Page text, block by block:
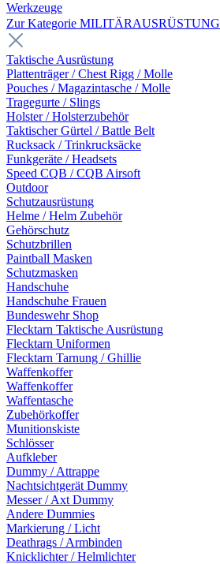
Werkzeuge
Zur Kategorie MILITÄRAUSRÜSTUNG
Taktische Ausrüstung
Plattenträger / Chest Rigg / Molle
Pouches / Magazintasche / Molle
Tragegurte / Slings
Holster / Holsterzubehör
Taktischer Gürtel / Battle Belt
Rucksack / Trinkrucksäcke
Funkgeräte / Headsets
Speed CQB / CQB Airsoft
Outdoor
Schutzausrüstung
Helme / Helm Zubehör
Gehörschutz
Schutzbrillen
Paintball Masken
Schutzmasken
Handschuhe
Handschuhe Frauen
Bundeswehr Shop
Flecktarn Taktische Ausrüstung
Flecktarn Uniformen
Flecktarn Tarnung / Ghillie
Waffenkoffer
Waffenkoffer
Waffentasche
Zubehörkoffer
Munitionskiste
Schlösser
Aufkleber
Dummy / Attrappe
Nachtsichtgerät Dummy
Messer / Axt Dummy
Andere Dummies
Markierung / Licht
Deathrags / Armbinden
Knicklichter / Helmlichter